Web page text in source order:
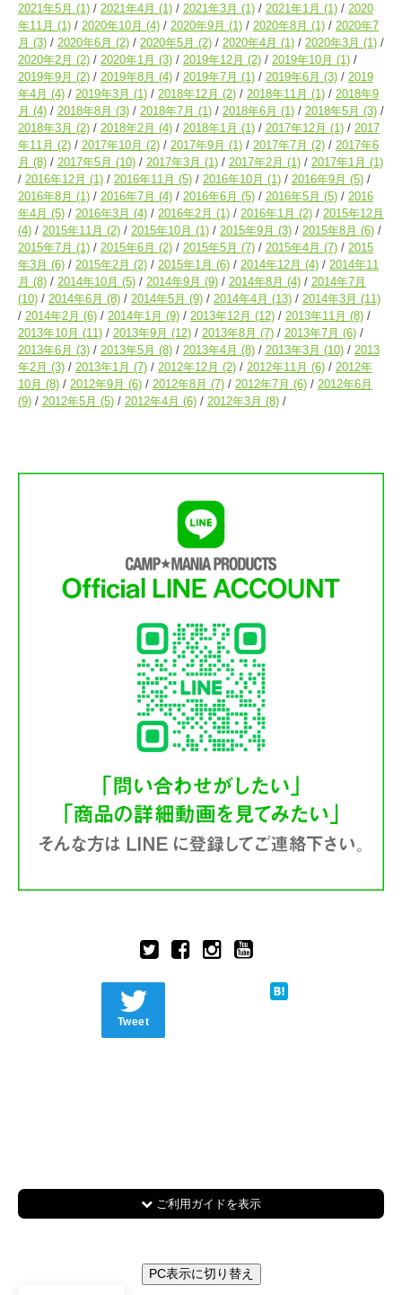
2021年5月 (1) 2021年4月 (1) 2021年3月 (1) 2021年1月 (1)
2020
年11月 (1) 2020年10月 (4) 2020年9月 (1) 2020年8月 (1)
2020年7
月 (3) 2020年6月 (2) 2020年5月 (2) 2020年4月 (1) 2020年3月 (1)
2020年2月 (2) 2020年1月 (3) 2019年12月 (2) 2019年10月 (1)
2019年9月 (2) 2019年8月 (4) 2019年7月 (1) 2019年6月 (3)
2019
年4月 (4) 2019年3月 (1) 2018年12月 (2) 2018年11月 (1)
2018年9
月 (4) 2018年8月 (3) 2018年7月 (1) 2018年6月 (1) 2018年5月 (3)
2018年3月 (2) 2018年2月 (4) 2018年1月 (1) 2017年12月 (1)
2017
年11月 (2) 2017年10月 (2) 2017年9月 (1) 2017年7月 (2)
2017年6
月 (8) 2017年5月 (10) 2017年3月 (1) 2017年2月 (1) 2017年1月 (1)
2016年12月 (1) 2016年11月 (5) 2016年10月 (1) 2016年9月 (5)
2016年8月 (1) 2016年7月 (4) 2016年6月 (5) 2016年5月 (5)
2016
年4月 (5) 2016年3月 (4) 2016年2月 (1) 2016年1月 (2)
2015年12月
(4)
2015年11月 (2) 2015年10月 (1) 2015年9月 (3) 2015年8月 (6)
2015年7月 (1) 2015年6月 (2) 2015年5月 (7) 2015年4月 (7)
2015
年3月 (6) 2015年2月 (2) 2015年1月 (6) 2014年12月 (4)
2014年11
月 (8) 2014年10月 (5) 2014年9月 (9) 2014年8月 (4)
2014年7月
(10)
2014年6月 (8) 2014年5月 (9) 2014年4月 (13) 2014年3月 (11)
2014年2月 (6) 2014年1月 (9) 2013年12月 (12) 2013年11月 (8)
2013年10月 (11) 2013年9月 (12) 2013年8月 (7) 2013年7月 (6)
2013年6月 (3) 2013年5月 (8) 2013年4月 (8) 2013年3月 (10)
2013
年2月 (3) 2013年1月 (7) 2012年12月 (2) 2012年11月 (6)
2012年
10月 (8) 2012年9月 (6) 2012年8月 (7) 2012年7月 (6)
2012年6月
(9)
2012年5月 (5) 2012年4月 (6) 2012年3月 (8)
Tweet
ご利用ガイドを表示
PC表示に切り替え